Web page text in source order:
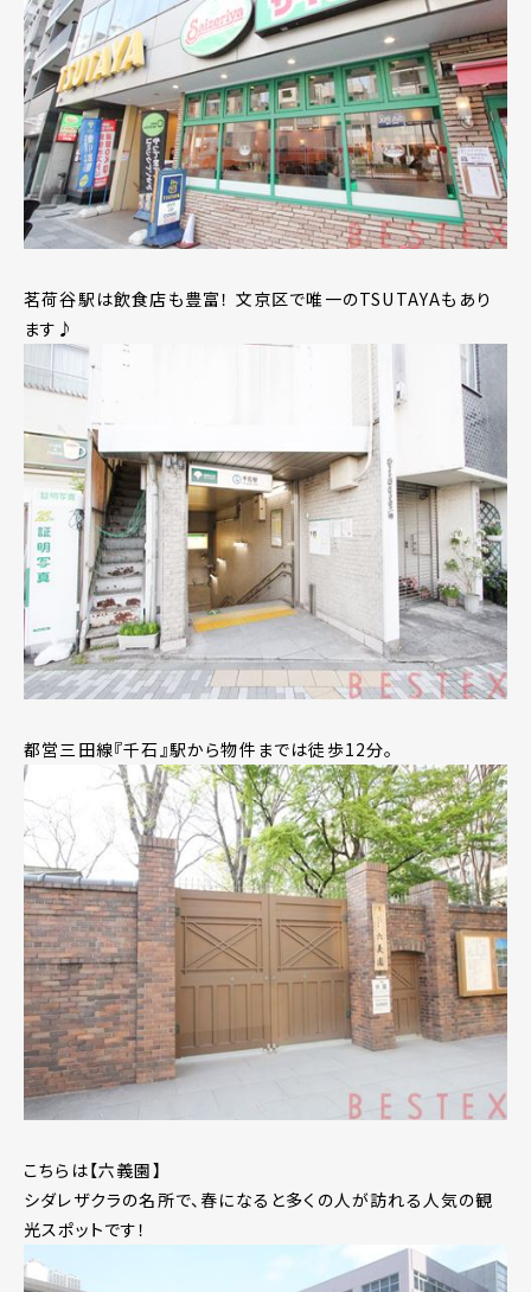
茗荷谷駅は飲食店も豊富！ 文京区で唯一のTSUTAYAもあり
ます♪
都営三田線『千石』駅から物件までは徒歩12分。
こちらは【六義園】
シダレザクラの名所で、春になると多くの人が訪れる人気の観
光スポットです！